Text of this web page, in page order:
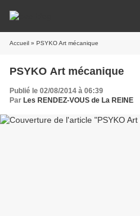
Accueil » PSYKO Art mécanique
PSYKO Art mécanique
Publié le 02/08/2014 à 06:39
Par Les RENDEZ-VOUS de La REINE